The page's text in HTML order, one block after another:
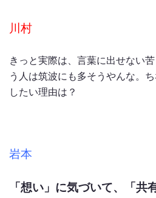
川村
きっと実際は、言葉に出せない
う人は筑波にも多そうやんな。
したい理由は？
岩本
「想い」に気づいて、「共